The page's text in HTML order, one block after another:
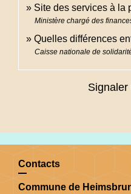
Site des services à la
Ministère chargé des
Quelles différences
Caisse nationale de
Contacts
Commune de